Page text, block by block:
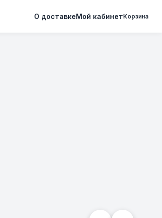
О доставкеМой кабинетКорзина